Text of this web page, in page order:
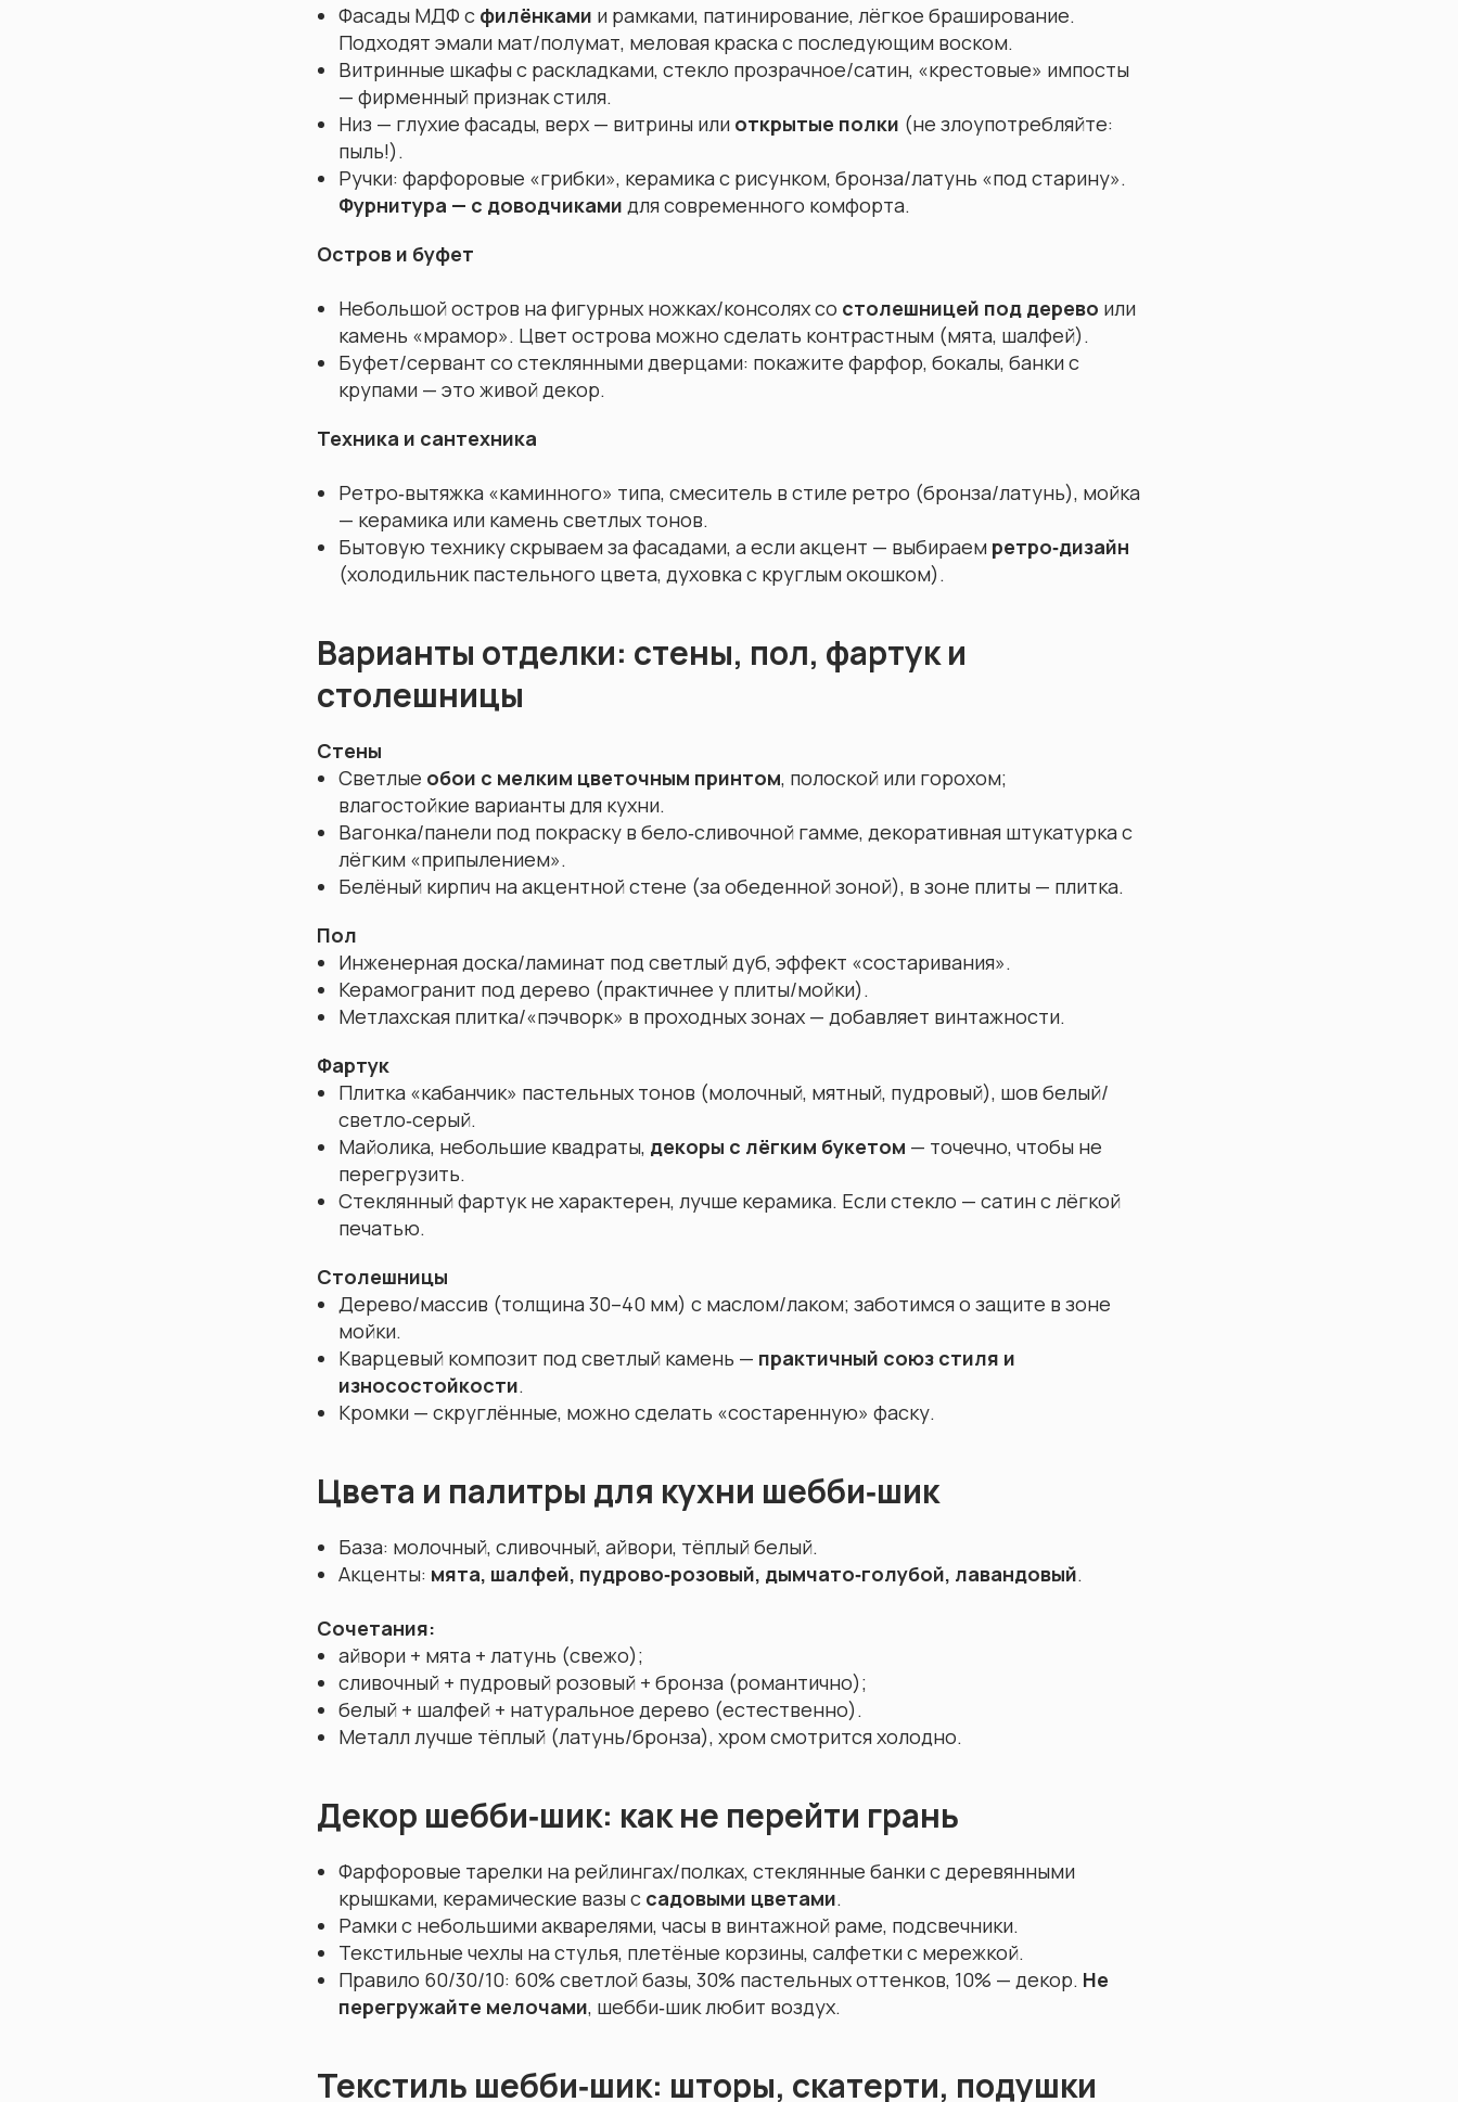
Фасады МДФ с филёнками и рамками, патинирование, лёгкое браширование.
Подходят эмали мат/полумат, меловая краска с последующим воском.
Витринные шкафы с раскладками, стекло прозрачное/сатин, «крестовые» импосты
— фирменный признак стиля.
Низ — глухие фасады, верх — витрины или открытые полки (не злоупотребляйте:
пыль!).
Ручки: фарфоровые «грибки», керамика с рисунком, бронза/латунь «под старину».
Фурнитура — с доводчиками для современного комфорта.
Остров и буфет
Небольшой остров на фигурных ножках/консолях со столешницей под дерево или
камень «мрамор». Цвет острова можно сделать контрастным (мята, шалфей).
Буфет/сервант со стеклянными дверцами: покажите фарфор, бокалы, банки с
крупами — это живой декор.
Техника и сантехника
Ретро‑вытяжка «каминного» типа, смеситель в стиле ретро (бронза/латунь), мойка
— керамика или камень светлых тонов.
Бытовую технику скрываем за фасадами, а если акцент — выбираем ретро‑дизайн
(холодильник пастельного цвета, духовка с круглым окошком).
Варианты отделки: стены, пол, фартук и
столешницы
Стены
Светлые обои с мелким цветочным принтом, полоской или горохом;
влагостойкие варианты для кухни.
Вагонка/панели под покраску в бело‑сливочной гамме, декоративная штукатурка с
лёгким «припылением».
Белёный кирпич на акцентной стене (за обеденной зоной), в зоне плиты — плитка.
Пол
Инженерная доска/ламинат под светлый дуб, эффект «состаривания».
Керамогранит под дерево (практичнее у плиты/мойки).
Метлахская плитка/«пэчворк» в проходных зонах — добавляет винтажности.
Фартук
Плитка «кабанчик» пастельных тонов (молочный, мятный, пудровый), шов белый/
светло‑серый.
Майолика, небольшие квадраты, декоры с лёгким букетом — точечно, чтобы не
перегрузить.
Стеклянный фартук не характерен, лучше керамика. Если стекло — сатин с лёгкой
печатью.
Столешницы
Дерево/массив (толщина 30–40 мм) с маслом/лаком; заботимся о защите в зоне
мойки.
Кварцевый композит под светлый камень — практичный союз стиля и
износостойкости.
Кромки — скруглённые, можно сделать «состаренную» фаску.
Цвета и палитры для кухни шебби‑шик
База: молочный, сливочный, айвори, тёплый белый.
Акценты: мята, шалфей, пудрово‑розовый, дымчато‑голубой, лавандовый.
Сочетания:
айвори + мята + латунь (свежо);
сливочный + пудровый розовый + бронза (романтично);
белый + шалфей + натуральное дерево (естественно).
Металл лучше тёплый (латунь/бронза), хром смотрится холодно.
Декор шебби‑шик: как не перейти грань
Фарфоровые тарелки на рейлингах/полках, стеклянные банки с деревянными
крышками, керамические вазы с садовыми цветами.
Рамки с небольшими акварелями, часы в винтажной раме, подсвечники.
Текстильные чехлы на стулья, плетёные корзины, салфетки с мережкой.
Правило 60/30/10: 60% светлой базы, 30% пастельных оттенков, 10% — декор. Не
перегружайте мелочами, шебби‑шик любит воздух.
Текстиль шебби‑шик: шторы, скатерти, подушки